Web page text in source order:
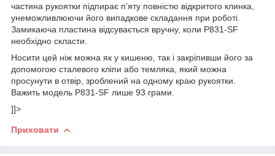
частина рукоятки підпирає п'яту повністю відкритого клинка,
унеможливлюючи його випадкове складання при роботі.
Замикаюча пластина відсувається вручну, коли P831-SF
необхідно скласти.
Носити цей ніж можна як у кишеню, так і закріпивши його за
допомогою сталевого кліпи або темляка, який можна
просунути в отвір, зроблений на одному краю рукоятки.
Важить модель P831-SF лише 93 грами.
]]>
Приховати